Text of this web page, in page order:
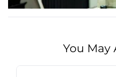
You May